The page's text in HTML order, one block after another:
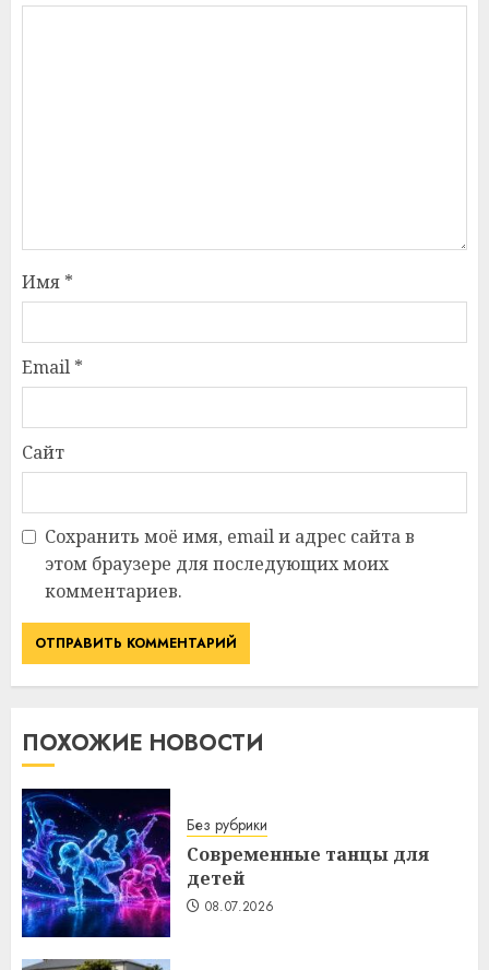
Имя *
Email *
Сайт
Сохранить моё имя, email и адрес сайта в
этом браузере для последующих моих
комментариев.
ПОХОЖИЕ НОВОСТИ
Без рубрики
Современные танцы для
детей
08.07.2026